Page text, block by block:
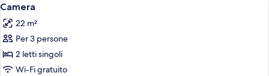
tutte
le
foto
per
Camera
4
Camera
22 m²
Per 3 persone
2 letti singoli
Wi-Fi gratuito